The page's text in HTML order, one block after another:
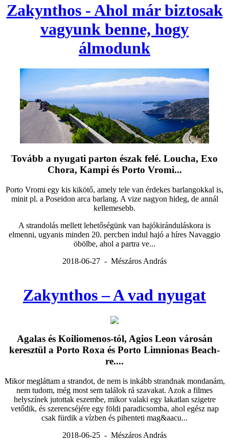
Zakynthos - Ahol már biztosak
vagyunk benne, hogy
álmodunk
Tovább a nyugati parton észak felé. Loucha, Exo
Chora, Kampi és Porto Vromi...
Porto Vromi egy kis kikötő, amely tele van érdekes barlangokkal is,
minit pl. a Poseidon arca barlang. A vize nagyon hideg, de annál
kellemesebb.
A strandolás mellett lehetőségünk van hajókiránduláskora is
elmenni, ugyanis minden 20. percben indul hajó a híres Navaggio
öbölbe, ahol a partra ve...
2018-06-27 - Mészáros András
Zakynthos – A vad nyugat
Agalas és Koiliomenos-tól, Agios Leon városán
keresztül a Porto Roxa és Porto Limnionas Beach-
re....
Mikor megláttam a strandot, de nem is inkább strandnak mondanám,
nem tudom, még most sem találok rá szavakat. Azok a filmes
helyszínek jutottak eszembe, mikor valaki egy lakatlan szigetre
vetődik, és szerencséjére egy földi paradicsomba, ahol egész nap
csak fürdik a vízben és pihenteti mag&aacu...
2018-06-25 - Mészáros András